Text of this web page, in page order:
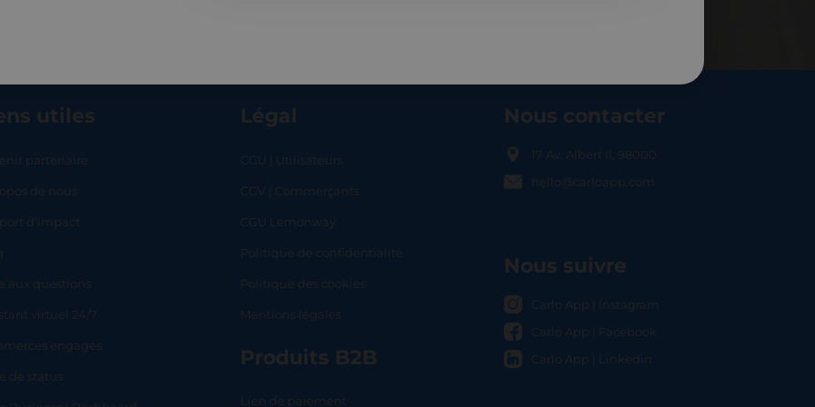
utiles
partenaire
de nous
d’impact
aux questions
virtuel 24/7
engagés
de status
Légal
CGU | Utilisateurs
CGV | Commerçants
CGU Lemonway
Politique de confidentialité
Politique des cookies
Mentions légales
Produits B2B
Lien de paiement
Nous contacter
17 Av. Albert II, 98000
hello@carloapp.com
Nous suivre
Carlo App | Instagram
Carlo App | Facebook
Carlo App | Linkedin
SHOPLOCAL